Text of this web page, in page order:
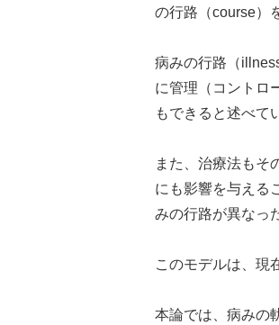
の行路（course）
病みの行路（
に管理（コントロ
もできると述べて
また、治療法もそ
にも影響を与える
みの行路が異なっ
このモデルは、現
本論では、病みの